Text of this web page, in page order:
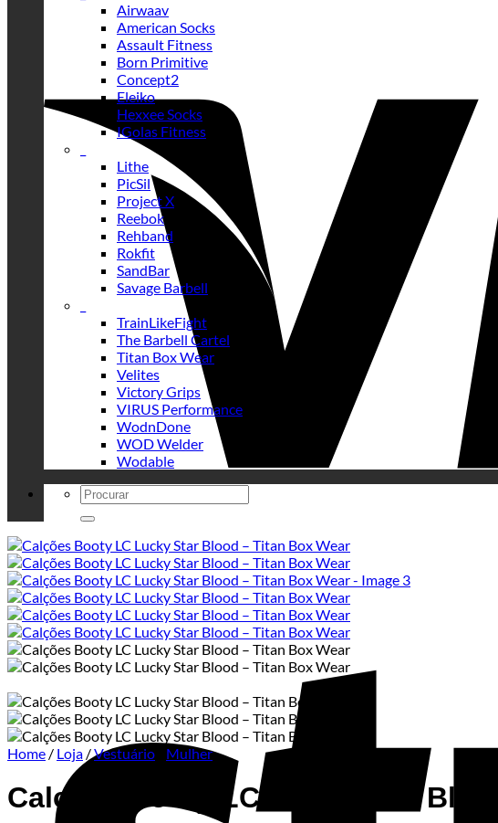
Airwaav
American Socks
Assault Fitness
Born Primitive
Concept2
Eleiko
Hexxee Socks
IGolas Fitness
Lithe
PicSil
Project X
Reebok
Rehband
Rokfit
SandBar
Savage Barbell
TrainLikeFight
The Barbell Cartel
Titan Box Wear
Velites
Victory Grips
VIRUS Performance
WodnDone
WOD Welder
Wodable
Search
for:
Home / Loja /Vestuário Mulher
Calções Booty LC Lucky Star